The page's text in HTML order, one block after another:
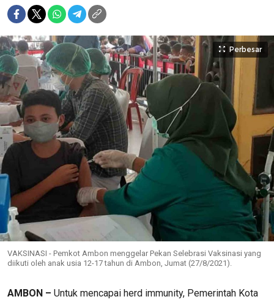
Perbesar
VAKSINASI - Pemkot Ambon menggelar Pekan Selebrasi Vaksinasi yang
diikuti oleh anak usia 12-17 tahun di Ambon, Jumat (27/8/2021).
AMBON – Untuk mencapai herd immunity, Pemerintah Kota